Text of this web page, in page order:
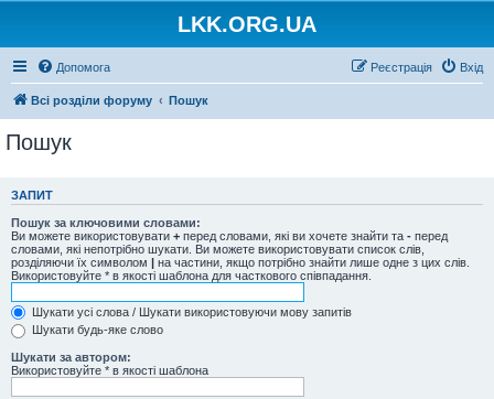
LKK.ORG.UA
Допомога Вхід
Реєстрація
Всі розділи форуму Пошук
Пошук
ЗАПИТ
Пошук за ключовими словами:
Ви можете використовувати + перед словами, які ви хочете знайти та - перед
словами, які непотрібно шукати. Ви можете використовувати список слів,
розділяючи їх символом | на частини, якщо потрібно знайти лише одне з цих слів.
Використовуйте * в якості шаблона для часткового співпадання.
Шукати усі слова / Шукати використовуючи мову запитів
Шукати будь-яке слово
Шукати за автором:
Використовуйте * в якості шаблона